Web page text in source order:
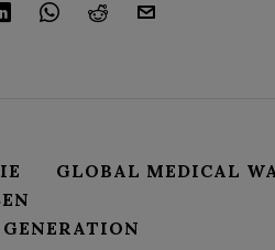
GLOBAL MEDICAL